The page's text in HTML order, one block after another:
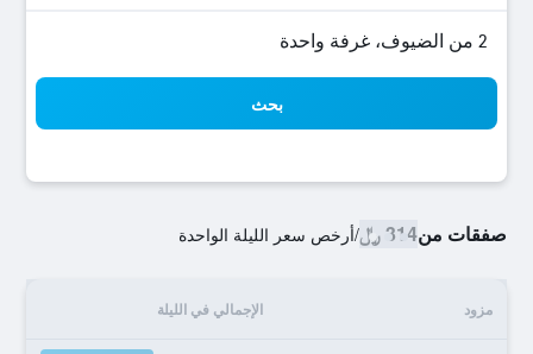
2 من الضيوف، غرفة واحدة
بحث
صفقات من314 ﷼ /أرخص سعر الليلة الواحدة
مزود الإجمالي في الليلة